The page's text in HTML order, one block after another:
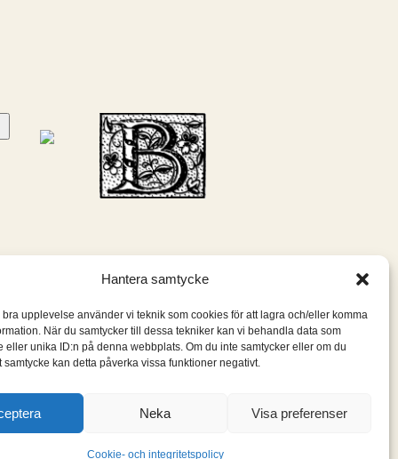
Hantera samtycke
bra upplevelse använder vi teknik som cookies för att lagra och/eller komma
När du samtycker till dessa tekniker kan vi behandla data som
eller unika ID:n på denna webbplats. Om du inte samtycker eller om du
samtycke kan detta påverka vissa funktioner negativt.
Neka Visa preferenser
Cookie- och integritetspolicy